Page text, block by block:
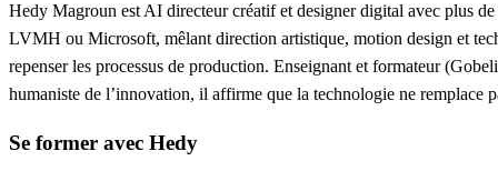
Hedy Magroun est AI directeur créatif et designer digital avec plus
LVMH ou Microsoft, mêlant direction artistique, motion design et
repenser les processus de production. Enseignant et formateur
humaniste de l’innovation, il affirme que la technologie ne remplace
Se former avec Hedy